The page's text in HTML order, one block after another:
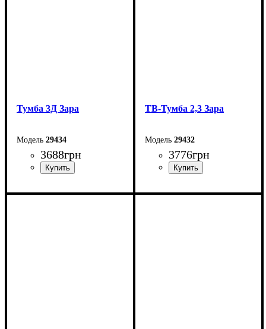
Тумба 3Д Зара
29434
3688грн
Ширина: 135 см
ТВ-Тумба 2,3 Зара
29432
3776грн
Ширина: 230 см